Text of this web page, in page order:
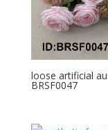
loose artificial
BRSF0047